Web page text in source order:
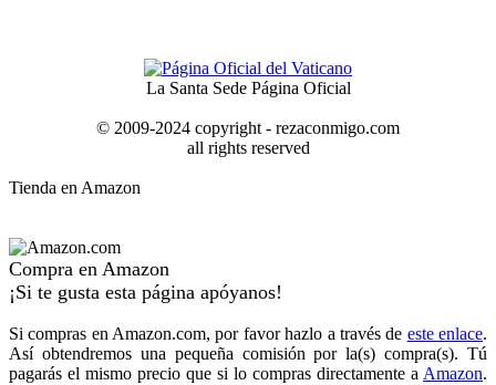
La Santa Sede Página Oficial
© 2009-2024 copyright - rezaconmigo.com
all rights reserved
Tienda en Amazon
Compra en Amazon
¡Si te gusta esta página apóyanos!
Si compras en Amazon.com, por favor hazlo a través de este enlace.
Así obtendremos una pequeña comisión por la(s) compra(s). Tú
pagarás el mismo precio que si lo compras directamente a Amazon.